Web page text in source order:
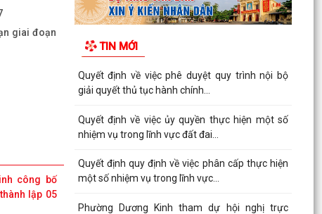
án tuyến
Bình – Hải
bố Danh
mới ban
sung và bị
chức năng
và Công
giai đoạn
công bố
lập 05
TIN MỚI
Quyết định về việc phê duyệt quy trình nội bộ
giải quyết thủ tục hành chính...
Quyết định về việc ủy quyền thực hiện một số
nhiệm vụ trong lĩnh vực đất đai...
Quyết định quy định về việc phân cấp thực hiện
một số nhiệm vụ trong lĩnh vực...
Phường Dương Kinh tham dự hội nghị trực